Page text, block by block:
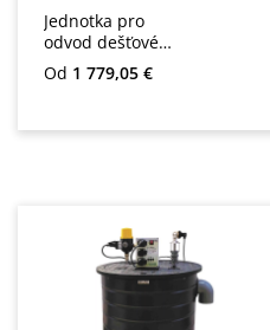
Jednotka pro
odvod dešťové
vody Multimat
Běžná cena:
Od 1 779,05 €